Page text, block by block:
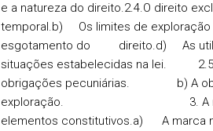
e a natureza do direito.2.4.O direito
temporal.b) Os limites de
esgotamento do direito.d) As
situações estabelecidas na lei.
obrigações pecuniárias. b) A
exploração. 3. A
elementos constitutivos.a) A